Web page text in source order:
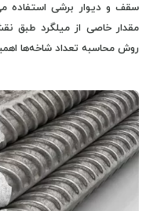
سقف و دیوار برشی استفاده
مقدار خاصی از میلگرد طبق
روش محاسبه تعداد شاخه‌ها